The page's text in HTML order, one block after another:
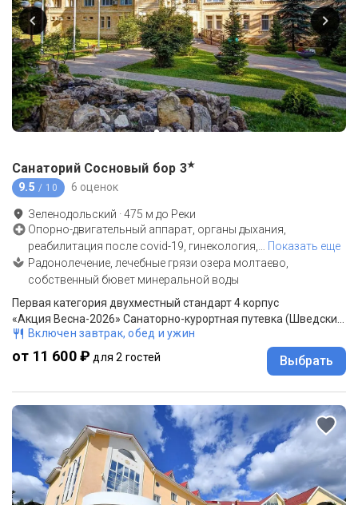
Санаторий Сосновый бор 3★
9.5 / 10 6 оценок
Зеленодольский ·475 м до Реки
Опорно-двигательный аппарат, органы дыхания,
реабилитация после covid-19, гинекология,
Показать еще
Радонолечение, лечебные грязи озера молтаево,
собственный бювет минеральной воды
Первая категория двухместный стандарт 4 корпус
Включен завтрак, обед и ужин
от 11 600 ₽ для 2 гостей Выбрать